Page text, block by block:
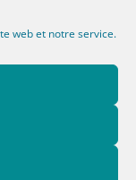
web et notre service.
d’achat